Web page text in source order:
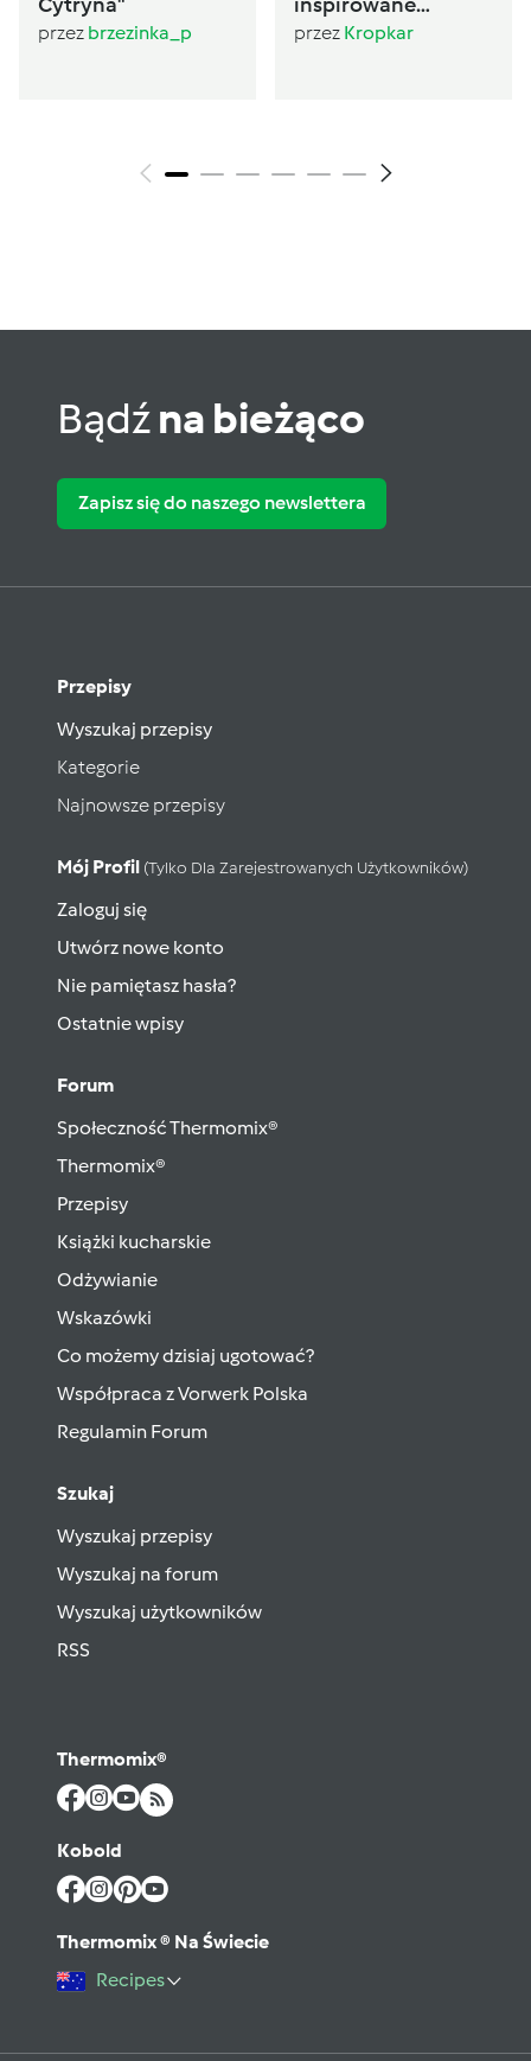
przez brzezinka_p
Sugarlady
przez Kropkar
Bądźna bieżąco
Zapisz się do naszego newslettera
Przepisy
Wyszukaj przepisy
Kategorie
Najnowsze przepisy
Mój Profil (tylko Dla Zarejestrowanych Użytkowników)
Zaloguj się
Utwórz nowe konto
Nie pamiętasz hasła?
Ostatnie wpisy
Forum
Społeczność Thermomix®
Thermomix®
Przepisy
Książki kucharskie
Odżywianie
Wskazówki
Co możemy dzisiaj ugotować?
Współpraca z Vorwerk Polska
Regulamin Forum
Szukaj
Wyszukaj przepisy
Wyszukaj na forum
Wyszukaj użytkowników
RSS
Thermomix®
Kobold
Thermomix ® Na Świecie
Recipes